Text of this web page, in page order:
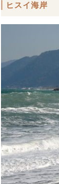
ヒスイ海岸